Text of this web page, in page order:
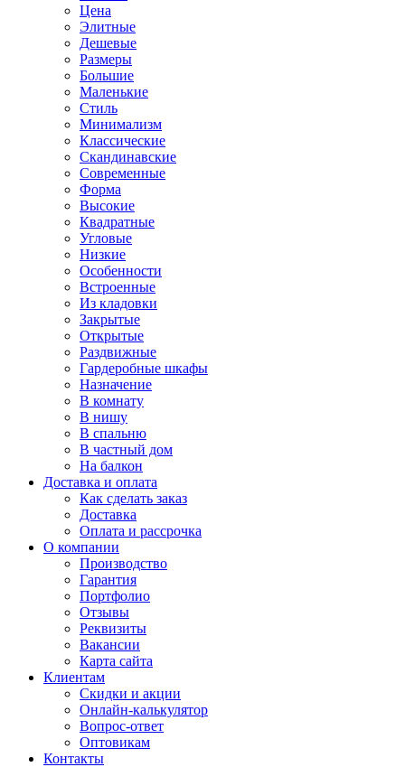
Цена
Элитные
Дешевые
Размеры
Большие
Маленькие
Стиль
Минимализм
Классические
Скандинавские
Современные
Форма
Высокие
Квадратные
Угловые
Низкие
Особенности
Встроенные
Из кладовки
Закрытые
Открытые
Раздвижные
Гардеробные шкафы
Назначение
В комнату
В нишу
В спальню
В частный дом
На балкон
Доставка и оплата
Как сделать заказ
Доставка
Оплата и рассрочка
О компании
Производство
Гарантия
Портфолио
Отзывы
Реквизиты
Вакансии
Карта сайта
Клиентам
Скидки и акции
Онлайн-калькулятор
Вопрос-ответ
Оптовикам
Контакты